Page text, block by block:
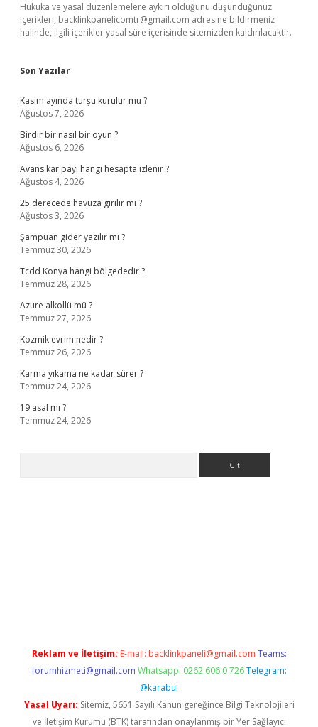
Hukuka ve yasal düzenlemelere aykırı olduğunu düşündüğünüz
içerikleri, backlinkpanelicomtr@gmail.com adresine bildirmeniz
halinde, ilgili içerikler yasal süre içerisinde sitemizden kaldırılacaktır.
Son Yazılar
Kasim ayında turşu kurulur mu ?
Ağustos 7, 2026
Birdir bir nasıl bir oyun ?
Ağustos 6, 2026
Avans kar payı hangi hesapta izlenir ?
Ağustos 4, 2026
25 derecede havuza girilir mi ?
Ağustos 3, 2026
Şampuan gider yazılır mı ?
Temmuz 30, 2026
Tcdd Konya hangi bölgededir ?
Temmuz 28, 2026
Azure alkollü mü ?
Temmuz 27, 2026
Kozmik evrim nedir ?
Temmuz 26, 2026
Karma yıkama ne kadar sürer ?
Temmuz 24, 2026
19 asal mı ?
Temmuz 24, 2026
Reklam ve İletişim: E-mail: backlinkpaneli@gmail.com Teams:
forumhizmeti@gmail.com Whatsapp: 0262 606 0 726 Telegram:
@karabul
Yasal Uyarı: Sitemiz, 5651 Sayılı Kanun gereğince Bilgi Teknolojileri
ve İletişim Kurumu (BTK) tarafından onaylanmış bir Yer Sağlayıcı